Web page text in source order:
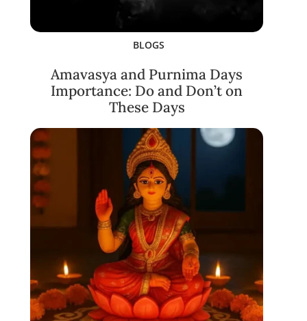
BLOGS
Amavasya and Purnima Days
Importance: Do and Don’t on
These Days